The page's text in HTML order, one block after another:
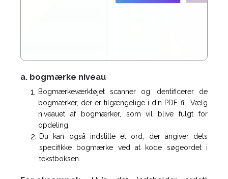
a. bogmærke niveau
Bogmærkeværktøjet scanner og identificerer de
bogmærker, der er tilgængelige i din PDF-fil. Vælg
niveauet af bogmærker, som vil blive fulgt for
opdeling.
Du kan også indstille et ord, der angiver dets
specifikke bogmærke ved at kode søgeordet i
tekstboksen.